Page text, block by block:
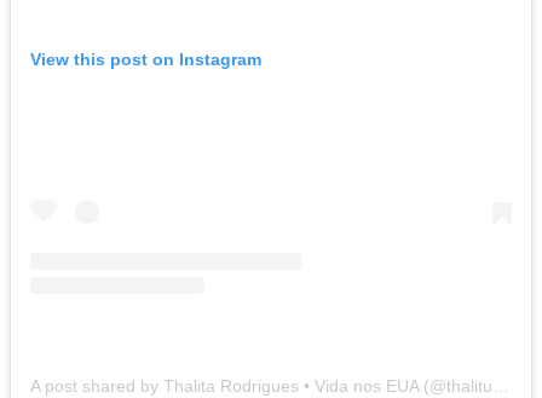
View this post on Instagram
A post shared by Thalita Rodrigues • Vida nos EUA (@thalitunas)